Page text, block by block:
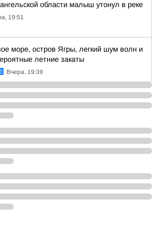
области малыш утонул в реке
19:51
море, остров Ягры, легкий шум волн и
летние закаты
Вчера, 19:39